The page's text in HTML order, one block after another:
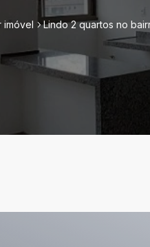
imóvel Lindo 2 quartos no